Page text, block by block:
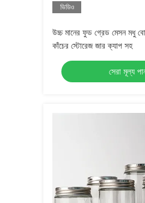
ভিডিও
উচ্চ মানের ফুড গ্রেড মেসন মধু
কাঁচের স্টোরেজ জার ক্যাপ সহ
সেরা মূল্য